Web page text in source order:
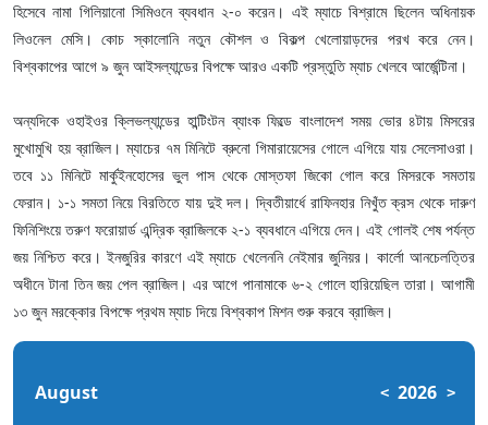
হিসেবে নামা গিলিয়ানো সিমিওনে ব্যবধান ২-০ করেন। এই ম্যাচে বিশ্রামে ছিলেন অধিনায়ক
লিওনেল মেসি। কোচ স্কালোনি নতুন কৌশল ও বিকল্প খেলোয়াড়দের পরখ করে নেন।
বিশ্বকাপের আগে ৯ জুন আইসল্যান্ডের বিপক্ষে আরও একটি প্রস্তুতি ম্যাচ খেলবে আর্জেন্টিনা।
অন্যদিকে ওহাইওর ক্লিভল্যান্ডের হান্টিংটন ব্যাংক ফিল্ডে বাংলাদেশ সময় ভোর ৪টায় মিসরের
মুখোমুখি হয় ব্রাজিল। ম্যাচের ৭ম মিনিটে ব্রুনো গিমারায়েসের গোলে এগিয়ে যায় সেলেসাওরা।
তবে ১১ মিনিটে মার্কুইনহোসের ভুল পাস থেকে মোস্তফা জিকো গোল করে মিসরকে সমতায়
ফেরান। ১-১ সমতা নিয়ে বিরতিতে যায় দুই দল। দ্বিতীয়ার্ধে রাফিনহার নিখুঁত ক্রস থেকে দারুণ
ফিনিশিংয়ে তরুণ ফরোয়ার্ড এন্দ্রিক ব্রাজিলকে ২-১ ব্যবধানে এগিয়ে দেন। এই গোলই শেষ পর্যন্ত
জয় নিশ্চিত করে। ইনজুরির কারণে এই ম্যাচে খেলেননি নেইমার জুনিয়র। কার্লো আনচেলত্তির
অধীনে টানা তিন জয় পেল ব্রাজিল। এর আগে পানামাকে ৬-২ গোলে হারিয়েছিল তারা। আগামী
১৩ জুন মরক্কোর বিপক্ষে প্রথম ম্যাচ দিয়ে বিশ্বকাপ মিশন শুরু করবে ব্রাজিল।
August < 2026 >